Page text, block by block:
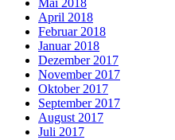
Mai 2018
April 2018
Februar 2018
Januar 2018
Dezember 2017
November 2017
Oktober 2017
September 2017
August 2017
Juli 2017